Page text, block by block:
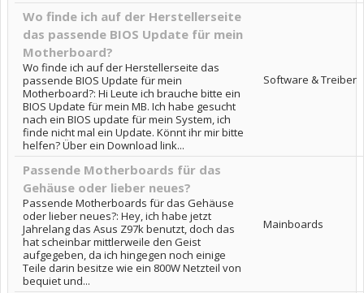
Wo finde ich auf der Herstellerseite
das passende BIOS Update für mein
Motherboard?
Wo finde ich auf der Herstellerseite das
passende BIOS Update für mein
Motherboard?: Hi Leute ich brauche bitte ein
BIOS Update für mein MB. Ich habe gesucht
nach ein BIOS update für mein System, ich
finde nicht mal ein Update. Könnt ihr mir bitte
helfen? Über ein Download link...
Software & Treiber
Passende Motherboards für das
Gehäuse oder lieber neues?
Passende Motherboards für das Gehäuse
oder lieber neues?: Hey, ich habe jetzt
Jahrelang das Asus Z97k benutzt, doch das
hat scheinbar mittlerweile den Geist
aufgegeben, da ich hingegen noch einige
Teile darin besitze wie ein 800W Netzteil von
bequiet und...
Mainboards